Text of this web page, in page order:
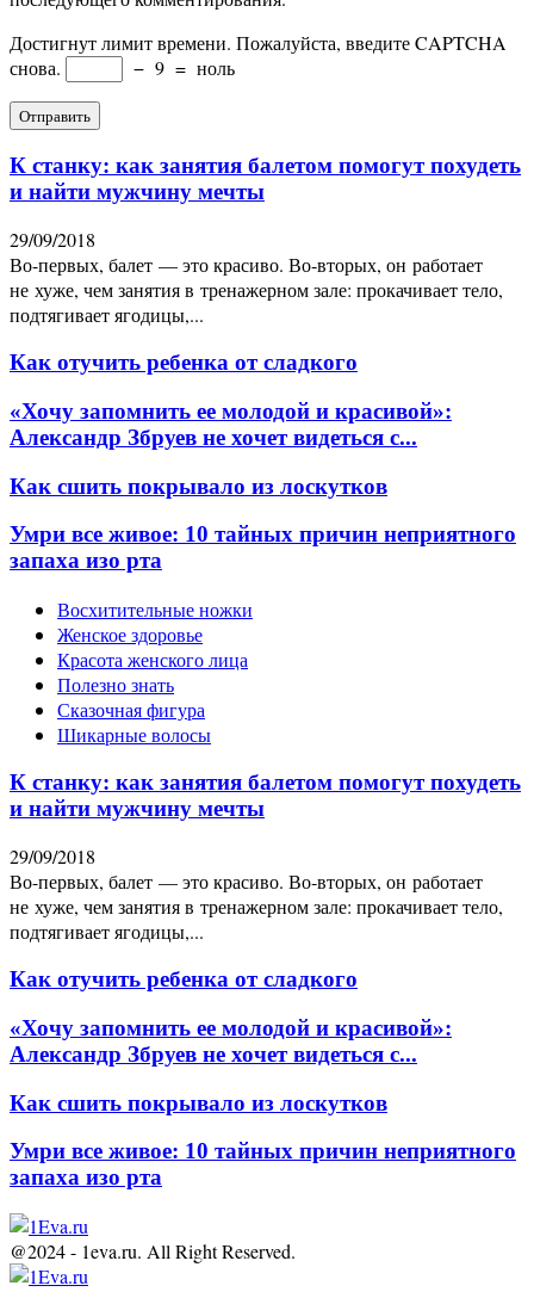
Достигнут лимит времени. Пожалуйста, введите CAPTCHA
снова.
− 9 = ноль
К станку: как занятия балетом помогут похудеть
и найти мужчину мечты
29/09/2018
Во-первых, балет — это красиво. Во‑вторых, он работает
не хуже, чем занятия в тренажерном зале: прокачивает тело,
подтягивает ягодицы,...
Как отучить ребенка от сладкого
«Хочу запомнить ее молодой и красивой»:
Александр Збруев не хочет видеться с...
Как сшить покрывало из лоскутков
Умри все живое: 10 тайных причин неприятного
запаха изо рта
Восхитительные ножки
Женское здоровье
Красота женского лица
Полезно знать
Сказочная фигура
Шикарные волосы
К станку: как занятия балетом помогут похудеть
и найти мужчину мечты
29/09/2018
Во-первых, балет — это красиво. Во‑вторых, он работает
не хуже, чем занятия в тренажерном зале: прокачивает тело,
подтягивает ягодицы,...
Как отучить ребенка от сладкого
«Хочу запомнить ее молодой и красивой»:
Александр Збруев не хочет видеться с...
Как сшить покрывало из лоскутков
Умри все живое: 10 тайных причин неприятного
запаха изо рта
@2024 - 1eva.ru. All Right Reserved.